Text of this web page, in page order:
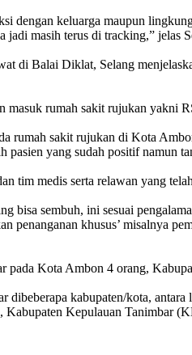
dengan keluarga maupun
jadi masih terus di tracking,” jelas
di Balai Diklat, Selang
masuk rumah sakit rujukan yakni
rumah sakit rujukan di Kota
yang sudah positif namun
tim medis serta relawan yang
bisa sembuh, ini sesuai
penanganan khusus’ misalnya
Kota Ambon 4 orang,
dibeberapa kabupaten/kota,
Kepulauan Tanimbar